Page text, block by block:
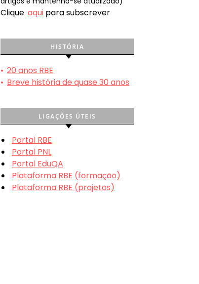
Clique aqui para subscrever
HISTÓRIA
• 20 anos RBE
• Breve história de quase 30 anos
LIGAÇÕES ÚTEIS
Portal RBE
Portal PNL
Portal EduQA
Plataforma RBE (formação)
Plataforma RBE (projetos)